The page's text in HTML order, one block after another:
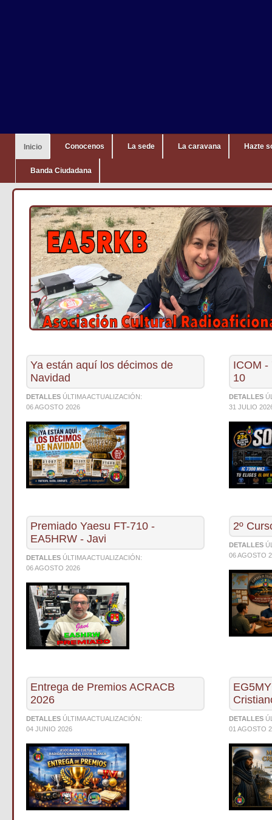
Inicio Conocenos La sede La caravana Hazte
Banda Ciudadana
Ya están aquí los décimos de
Navidad
DETALLES ÚLTIMA ACTUALIZACIÓN:
06 AGOSTO 2026
ICOM -
10
DETALLES
31 JULIO
Premiado Yaesu FT-710 -
EA5HRW - Javi
DETALLES ÚLTIMA ACTUALIZACIÓN:
06 AGOSTO 2026
2º
DETALLES
06 AGOSTO
Entrega de Premios ACRACB
2026
DETALLES ÚLTIMA ACTUALIZACIÓN:
04 JUNIO 2026
DETALLES
01 AGOSTO